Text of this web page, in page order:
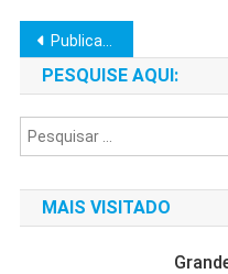
Navegação
por
posts
Publicações mais antigas
PESQUISE AQUI:
MAIS VISITADO